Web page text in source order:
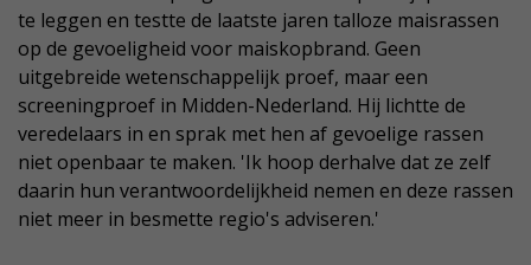
te leggen en testte de laatste jaren talloze maisrassen
op de gevoeligheid voor maiskopbrand. Geen
uitgebreide wetenschappelijk proef, maar een
screeningproef in Midden-Nederland. Hij lichtte de
veredelaars in en sprak met hen af gevoelige rassen
niet openbaar te maken. 'Ik hoop derhalve dat ze zelf
daarin hun verantwoordelijkheid nemen en deze rassen
niet meer in besmette regio's adviseren.'